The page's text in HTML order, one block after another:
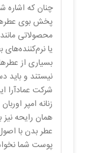
چنان که اشاره
پخش بوی
محصولاتی
یا
بسیاری از
نیستند و
شرکت عمادآرا
زنانه امپر
همان رایحه
عطر بدن با
پوست شما